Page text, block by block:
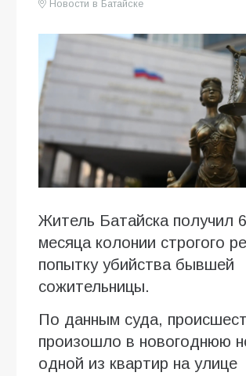
Новости в Батайске
Житель Батайска получил
месяца колонии строгого
попытку убийства бывшей
сожительницы.
По данным суда,
произошло в новогоднюю
одной из квартир на улице